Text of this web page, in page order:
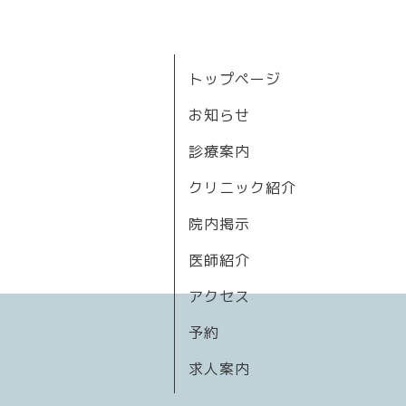
トップページ
お知らせ
診療案内
クリニック紹介
院内掲示
医師紹介
アクセス
予約
求人案内